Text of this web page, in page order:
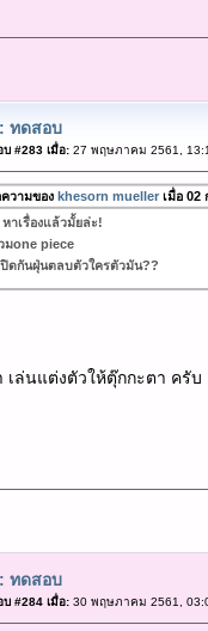
ทดสอบ
บ #283 เมื่อ:27 พฤษภาคม 2561,
วามของ khesorn muellerเมื่อ 02
าเรื่องแล้วมั้ยล่ะ!
มone piece
ดกันฝุ่นตลบตัวใครตัวมัน??
เล่นแต่งตัวให้ตุ๊กกะตา ครั
ทดสอบ
บ #284 เมื่อ:30 พฤษภาคม 2561,